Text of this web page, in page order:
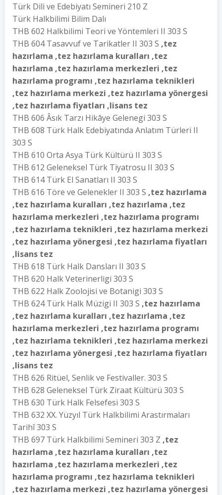
Türk Dili ve Edebiyatı Semineri 210 Z
Türk Halkbilimi Bilim Dalı
THB 602 Halkbilimi Teori ve Yöntemleri II 303 S
THB 604 Tasavvuf ve Tarikatler II 303 S ,tez
hazırlama ,tez hazırlama kuralları ,tez
hazırlama ,tez hazırlama merkezleri ,tez
hazırlama programı ,tez hazırlama teknikleri
,tez hazırlama merkezi ,tez hazırlama yönergesi
,tez hazırlama fiyatları ,lisans tez
THB 606 Âsık Tarzı Hikâye Gelenegi 303 S
THB 608 Türk Halk Edebiyatında Anlatım Türleri II
303 S
THB 610 Orta Asya Türk Kültürü II 303 S
THB 612 Geleneksel Türk Tiyatrosu II 303 S
THB 614 Türk El Sanatları II 303 S
THB 616 Töre ve Gelenekler II 303 S ,tez hazırlama
,tez hazırlama kuralları ,tez hazırlama ,tez
hazırlama merkezleri ,tez hazırlama programı
,tez hazırlama teknikleri ,tez hazırlama merkezi
,tez hazırlama yönergesi ,tez hazırlama fiyatları
,lisans tez
THB 618 Türk Halk Dansları II 303 S
THB 620 Halk Veterinerligi 303 S
THB 622 Halk Zoolojisi ve Botanigi 303 S
THB 624 Türk Halk Müzigi II 303 S ,tez hazırlama
,tez hazırlama kuralları ,tez hazırlama ,tez
hazırlama merkezleri ,tez hazırlama programı
,tez hazırlama teknikleri ,tez hazırlama merkezi
,tez hazırlama yönergesi ,tez hazırlama fiyatları
,lisans tez
THB 626 Ritüel, Senlik ve Festivaller. 303 S
THB 628 Geleneksel Türk Ziraat Kültürü 303 S
THB 630 Türk Halk Felsefesi 303 S
THB 632 XX. Yüzyıl Türk Halkbilimi Arastırmaları
Tarihî 303 S
THB 697 Türk Halkbilimi Semineri 303 Z ,tez
hazırlama ,tez hazırlama kuralları ,tez
hazırlama ,tez hazırlama merkezleri ,tez
hazırlama programı ,tez hazırlama teknikleri
,tez hazırlama merkezi ,tez hazırlama yönergesi